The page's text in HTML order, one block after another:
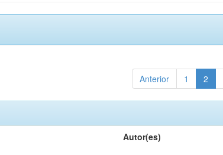
Anterior 1 2
Autor(es)